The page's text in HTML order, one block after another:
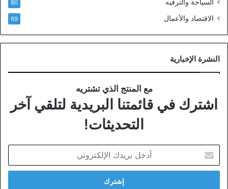
السياحة والترفيه 80
الاقتصاد والأعمال 69
النشرة الإخبارية
مع المنتج الذي تشتريه
اشترك في قائمتنا البريدية لتلقي آخر
التحديثات!
بريدك
الإلكتروني